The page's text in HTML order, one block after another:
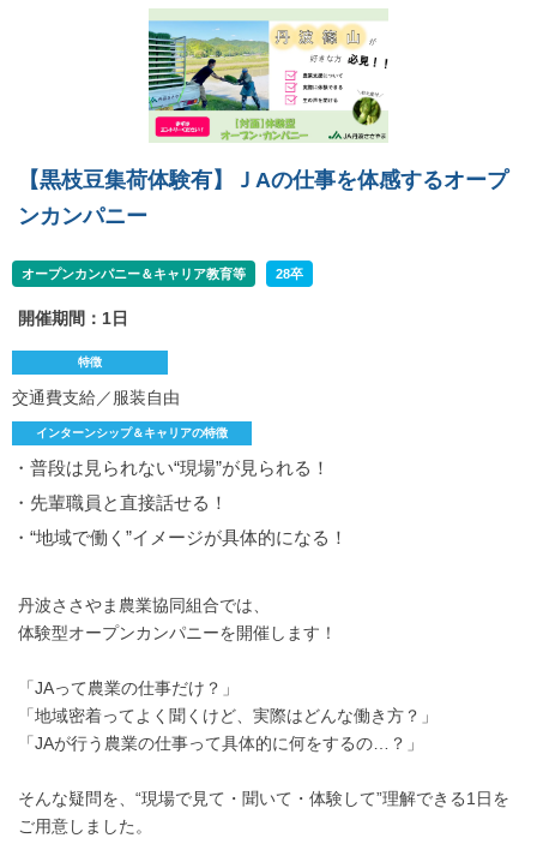
【黒枝豆集荷体験有】ＪAの仕事を体感するオープ
ンカンパニー
オープンカンパニー＆キャリア教育等 28卒
開催期間：1日
特徴
交通費支給／服装自由
インターンシップ＆キャリアの特徴
・普段は見られない“現場”が見られる！
・先輩職員と直接話せる！
・“地域で働く”イメージが具体的になる！
丹波ささやま農業協同組合では、
体験型オープンカンパニーを開催します！
「JAって農業の仕事だけ？」
「地域密着ってよく聞くけど、実際はどんな働き方？」
「JAが行う農業の仕事って具体的に何をするの…？」
そんな疑問を、“現場で見て・聞いて・体験して”理解できる1日を
ご用意しました。